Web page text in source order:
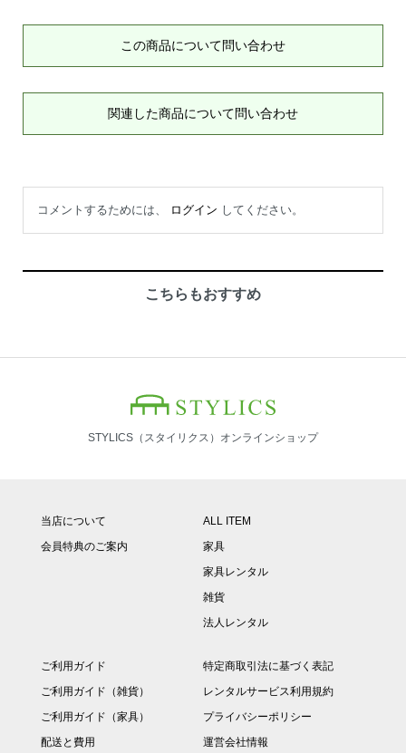
この商品について問い合わせ
関連した商品について問い合わせ
コメントするためには、 ログイン してください。
こちらもおすすめ
STYLICS（スタイリクス）オンラインショップ
当店について
会員特典のご案内
ALL ITEM
家具
家具レンタル
雑貨
法人レンタル
ご利用ガイド
ご利用ガイド（雑貨）
ご利用ガイド（家具）
配送と費用
特定商取引法に基づく表記
レンタルサービス利用規約
プライバシーポリシー
運営会社情報